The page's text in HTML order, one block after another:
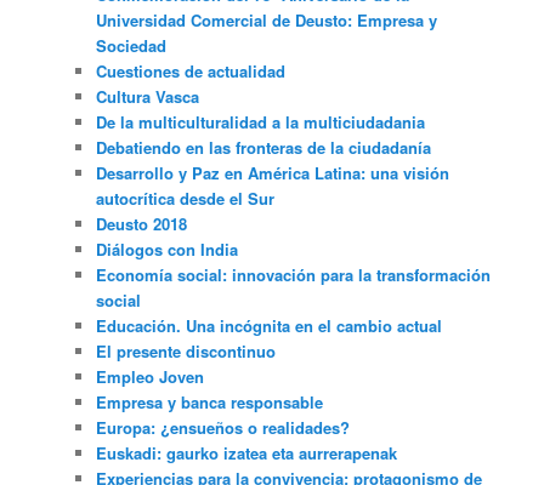
Universidad Comercial de Deusto: Empresa y
Sociedad
Cuestiones de actualidad
Cultura Vasca
De la multiculturalidad a la multiciudadania
Debatiendo en las fronteras de la ciudadanía
Desarrollo y Paz en América Latina: una visión
autocrítica desde el Sur
Deusto 2018
Diálogos con India
Economía social: innovación para la transformación
social
Educación. Una incógnita en el cambio actual
El presente discontinuo
Empleo Joven
Empresa y banca responsable
Europa: ¿ensueños o realidades?
Euskadi: gaurko izatea eta aurrerapenak
Experiencias para la convivencia: protagonismo de